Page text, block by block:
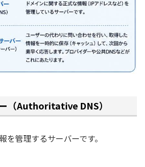
（Authoritative DNS）
を管理するサーバーです。